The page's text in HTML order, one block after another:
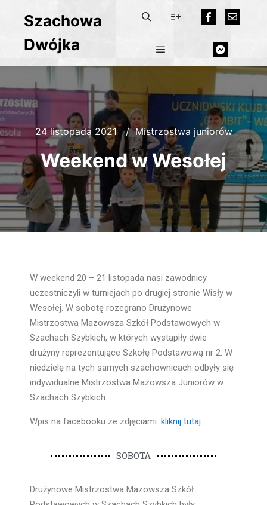
Szachowa
Dwójka
24 listopada 2021 Mistrzostwa juniorów
Weekend w Wesołej
W weekend 20 – 21 listopada nasi zawodnicy
uczestniczyli w turniejach po drugiej stronie Wisły w
Wesołej. W sobotę rozegrano Drużynowe
Mistrzostwa Mazowsza Szkół Podstawowych w
Szachach Szybkich, w których wystąpiły dwie
drużyny reprezentujące Szkołę Podstawową nr 2. W
niedzielę na tych samych szachownicach odbyły się
indywidualne Mistrzostwa Mazowsza Juniorów w
Szachach Szybkich.
Wpis na facebooku ze zdjęciami: kliknij tutaj
SOBOTA
Drużynowe Mistrzostwa Mazowsza Szkół